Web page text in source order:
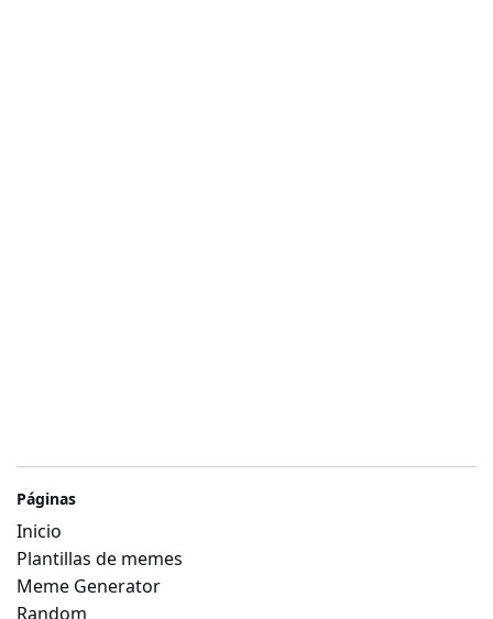
Páginas
Inicio
Plantillas de memes
Meme Generator
Random